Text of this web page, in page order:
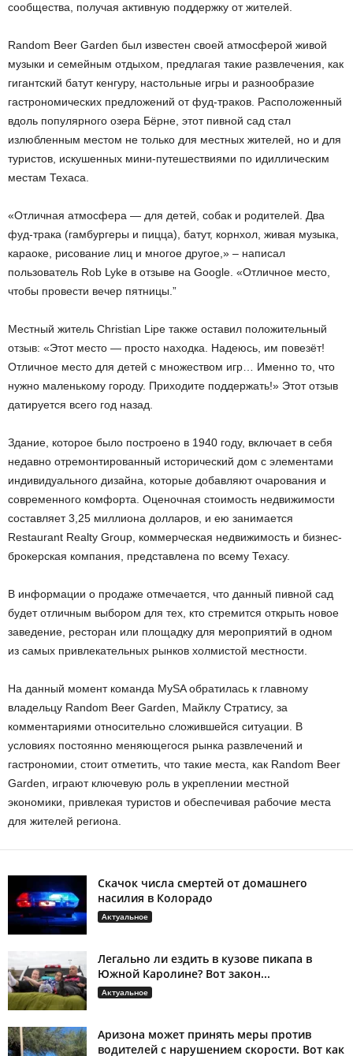
сообщества, получая активную поддержку от жителей.
Random Beer Garden был известен своей атмосферой живой
музыки и семейным отдыхом, предлагая такие развлечения, как
гигантский батут кенгуру, настольные игры и разнообразие
гастрономических предложений от фуд-траков. Расположенный
вдоль популярного озера Бёрне, этот пивной сад стал
излюбленным местом не только для местных жителей, но и для
туристов, искушенных мини-путешествиями по идиллическим
местам Техаса.
«Отличная атмосфера — для детей, собак и родителей. Два
фуд-трака (гамбургеры и пицца), батут, корнхол, живая музыка,
караоке, рисование лиц и многое другое,» – написал
пользователь Rob Lyke в отзыве на Google. «Отличное место,
чтобы провести вечер пятницы.”
Местный житель Christian Lipe также оставил положительный
отзыв: «Этот место — просто находка. Надеюсь, им повезёт!
Отличное место для детей с множеством игр… Именно то, что
нужно маленькому городу. Приходите поддержать!» Этот отзыв
датируется всего год назад.
Здание, которое было построено в 1940 году, включает в себя
недавно отремонтированный исторический дом с элементами
индивидуального дизайна, которые добавляют очарования и
современного комфорта. Оценочная стоимость недвижимости
составляет 3,25 миллиона долларов, и ею занимается
Restaurant Realty Group, коммерческая недвижимость и бизнес-
брокерская компания, представлена по всему Техасу.
В информации о продаже отмечается, что данный пивной сад
будет отличным выбором для тех, кто стремится открыть новое
заведение, ресторан или площадку для мероприятий в одном
из самых привлекательных рынков холмистой местности.
На данный момент команда MySA обратилась к главному
владельцу Random Beer Garden, Майклу Стратису, за
комментариями относительно сложившейся ситуации. В
условиях постоянно меняющегося рынка развлечений и
гастрономии, стоит отметить, что такие места, как Random Beer
Garden, играют ключевую роль в укреплении местной
экономики, привлекая туристов и обеспечивая рабочие места
для жителей региона.
Скачок числа смертей от домашнего
насилия в Колорадо
Актуальное
Легально ли ездить в кузове пикапа в
Южной Каролине? Вот закон...
Актуальное
Аризона может принять меры против
водителей с нарушением скорости. Вот как